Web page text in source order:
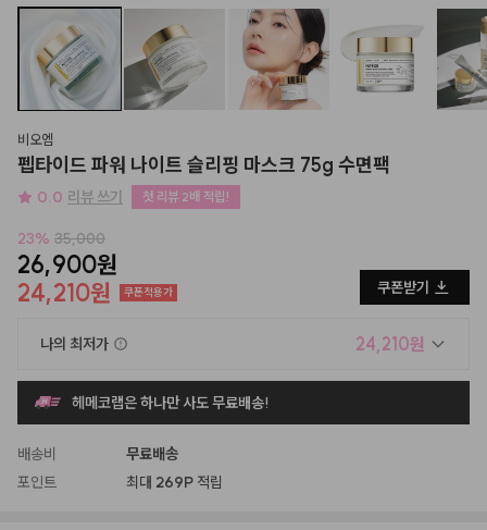
비오엠
펩타이드 파워 나이트 슬리핑 마스크 75g 수면팩
0.0 리뷰 쓰기 첫 리뷰 2배 적립!
23% 35,000
26,900원
24,210원
쿠폰적용가 쿠폰받기
나의 최저가 24,210원
헤메코랩은 하나만 사도 무료배송!
배송비
무료배송
포인트
최대 269P 적립